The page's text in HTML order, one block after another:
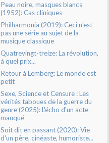
Peau noire, masques blancs
(1952): Cas cliniques
Philharmonia (2019): Ceci n'est
pas une série au sujet de la
musique classique
Quatrevingt-treize: La révolution,
à quel prix...
Retour à Lemberg: Le monde est
petit
Sexe, Science et Censure : Les
vérités taboues de la guerre du
genre (2025): L'écho d'un acte
manqué
Soit dit en passant (2020): Vie
d'un père, cinéaste, humoriste...